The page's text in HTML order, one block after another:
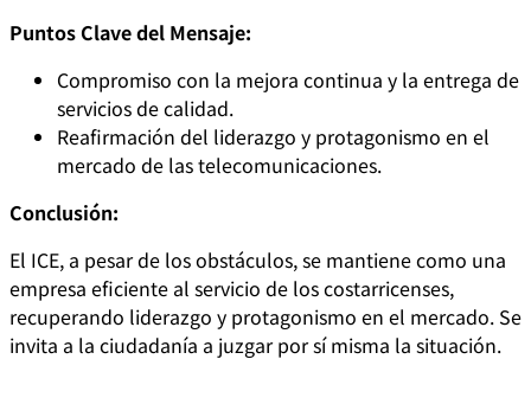
Puntos Clave del Mensaje:
Compromiso con la mejora continua y la entrega de
servicios de calidad.
Reafirmación del liderazgo y protagonismo en el
mercado de las telecomunicaciones.
Conclusión:
El ICE, a pesar de los obstáculos, se mantiene como una
empresa eficiente al servicio de los costarricenses,
recuperando liderazgo y protagonismo en el mercado. Se
invita a la ciudadanía a juzgar por sí misma la situación.